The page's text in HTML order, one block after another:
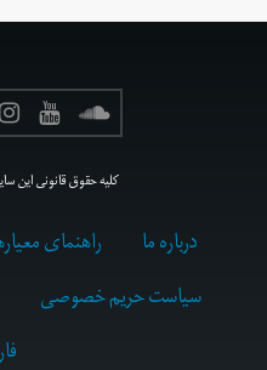
کلیه حقوق قانونی این
درباره ما راهنمای
سیاست حریم خصوصی